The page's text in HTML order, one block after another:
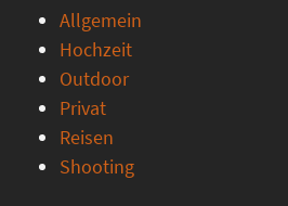
Allgemein
Hochzeit
Outdoor
Privat
Reisen
Shooting